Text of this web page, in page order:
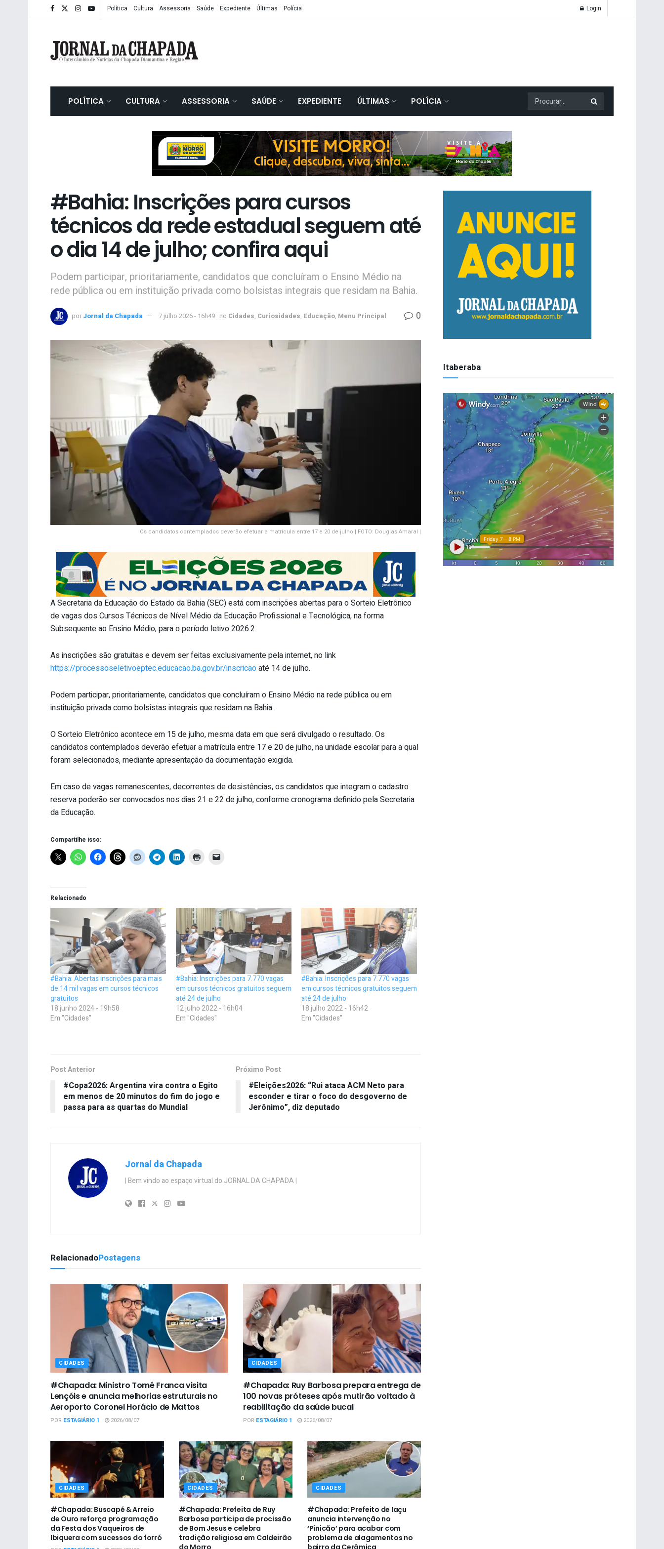
Política Cultura Assessoria Saúde Expediente Últimas Polícia Login
POLÍTICA CULTURA ASSESSORIA SAÚDE EXPEDIENTE ÚLTIMAS POLÍCIA
#Bahia: Inscrições para cursos
técnicos da rede estadual seguem até
o dia 14 de julho; confira aqui
Podem participar, prioritariamente, candidatos que concluíram o Ensino Médio na
rede pública ou em instituição privada como bolsistas integrais que residam na Bahia.
por Jornal da Chapada 7 julho 2026 - 16h49 no Cidades, Curiosidades, Educação, Menu Principal 0
Os candidatos contemplados deverão efetuar a matrícula entre 17 e 20 de julho | FOTO: Douglas Amaral |
A Secretaria da Educação do Estado da Bahia (SEC) está com inscrições abertas para o Sorteio Eletrônico
de vagas dos Cursos Técnicos de Nível Médio da Educação Profissional e Tecnológica, na forma
Subsequente ao Ensino Médio, para o período letivo 2026.2.
As inscrições são gratuitas e devem ser feitas exclusivamente pela internet, no link
https://processoseletivoeptec.educacao.ba.gov.br/inscricaoaté 14 de julho.
Podem participar, prioritariamente, candidatos que concluíram o Ensino Médio na rede pública ou em
instituição privada como bolsistas integrais que residam na Bahia.
O Sorteio Eletrônico acontece em 15 de julho, mesma data em que será divulgado o resultado. Os
candidatos contemplados deverão efetuar a matrícula entre 17 e 20 de julho, na unidade escolar para a qual
foram selecionados, mediante apresentação da documentação exigida.
Em caso de vagas remanescentes, decorrentes de desistências, os candidatos que integram o cadastro
reserva poderão ser convocados nos dias 21 e 22 de julho, conforme cronograma definido pela Secretaria
da Educação.
Compartilhe isso:
Relacionado
#Bahia: Abertas inscrições para mais
de 14 mil vagas em cursos técnicos
gratuitos
18 junho 2024 - 19h58
Em "Cidades"
#Bahia: Inscrições para 7.770 vagas
em cursos técnicos gratuitos seguem
até 24 de julho
12 julho 2022 - 16h04
Em "Cidades"
#Bahia: Inscrições para 7.770 vagas
em cursos técnicos gratuitos seguem
até 24 de julho
18 julho 2022 - 16h42
Em "Cidades"
Post Anterior
#Copa2026: Argentina vira contra o Egito
em menos de 20 minutos do fim do jogo e
passa para as quartas do Mundial
Próximo Post
#Eleições2026: “Rui ataca ACM Neto para
esconder e tirar o foco do desgoverno de
Jerônimo”, diz deputado
Jornal da Chapada
| Bem vindo ao espaço virtual do JORNAL DA CHAPADA |
RelacionadoPostagens
CIDADES
#Chapada: Ministro Tomé Franca visita
Lençóis e anuncia melhorias estruturais no
Aeroporto Coronel Horácio de Mattos
POR ESTAGIÁRIO 1 2026/08/07
CIDADES
#Chapada: Ruy Barbosa prepara entrega de
100 novas próteses após mutirão voltado à
reabilitação da saúde bucal
POR ESTAGIÁRIO 1 2026/08/07
CIDADES
#Chapada: Buscapé & Arreio
de Ouro reforça programação
da Festa dos Vaqueiros de
Ibiquera com sucessos do forró
CIDADES
#Chapada: Prefeita de Ruy
Barbosa participa de procissão
de Bom Jesus e celebra
tradição religiosa em Caldeirão
do Morro
CIDADES
#Chapada: Prefeito de Iaçu
anuncia intervenção no
‘Pinicão’ para acabar com
problema de alagamentos no
bairro da Cerâmica
Itaberaba